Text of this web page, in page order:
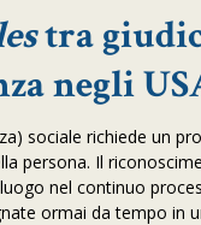
tra
negli
sociale richiede un
persona. Il
nel continuo
ormai da tempo